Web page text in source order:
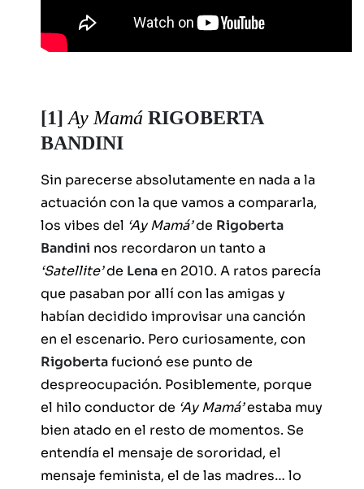
[1]Ay Mamá RIGOBERTA
BANDINI
Sin parecerse absolutamente en nada a la
actuación con la que vamos a compararla,
los vibes del ‘Ay Mamá’de Rigoberta
Bandini nos recordaron un tanto a
‘Satellite’de Lenaen 2010. A ratos parecía
que pasaban por allí con las amigas y
habían decidido improvisar una canción
en el escenario. Pero curiosamente, con
Rigobertafucionó ese punto de
despreocupación. Posiblemente, porque
el hilo conductor de ‘Ay Mamá’estaba muy
bien atado en el resto de momentos. Se
entendía el mensaje de sororidad, el
mensaje feminista, el de las madres… lo